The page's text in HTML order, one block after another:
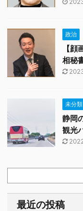
政治
【
相秘
未分類
静岡
観光
最近の投稿